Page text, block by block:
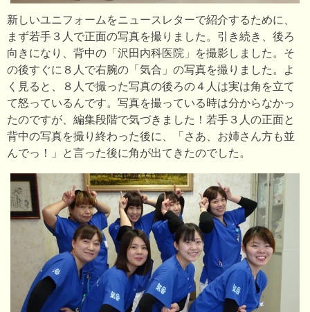
新しいユニフォームをニュースレターで紹介するために、
まず若手３人で正面の写真を撮りました。引き続き、後ろ
向きになり、背中の「沢田内科医院」を撮影しました。そ
の後すぐに８人で右腕の「気合」の写真を撮りました。よ
く見ると、８人で撮った写真の後ろの４人は実は角を立て
て怒っているんです。写真を撮っている時は分からなかっ
たのですが、編集段階で気づきました！若手３人の正面と
背中の写真を撮り終わった後に、「さあ、お姉さん方も並
んでっ！」と言った後に角が出てきたのでした。